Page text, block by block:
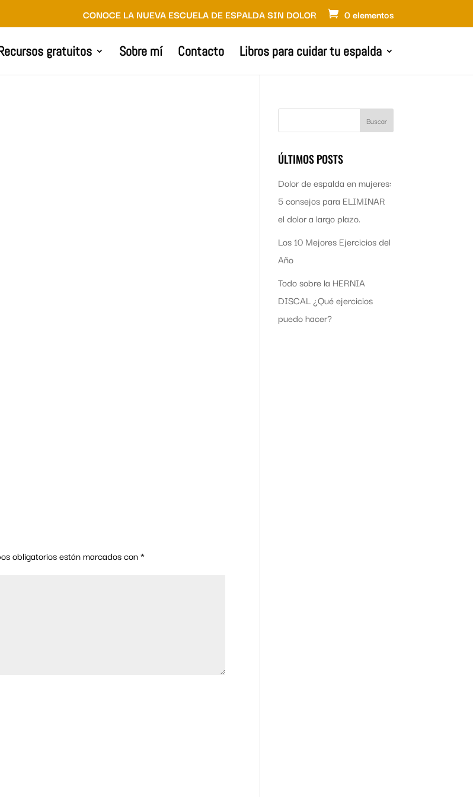
CONOCE LA NUEVA ESCUELA DE ESPALDA SIN DOLOR 0 elementos
gratuitos Sobre mí Contacto Libros para cuidar tu espalda
obligatorios están marcados con*
ÚLTIMOS POSTS
Dolor de espalda en mujeres:
5 consejos para ELIMINAR
el dolor a largo plazo.
Los 10 Mejores Ejercicios del
Año
Todo sobre la HERNIA
DISCAL ¿Qué ejercicios
puedo hacer?